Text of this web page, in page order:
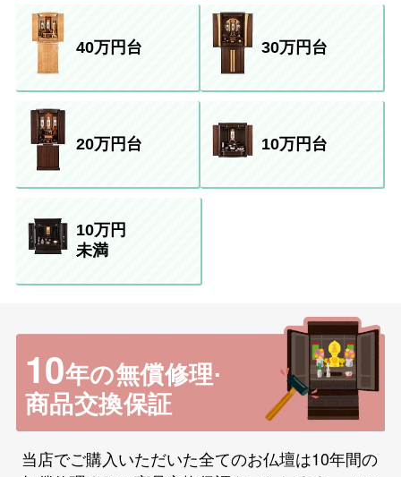
40万円台 30万円台
20万円台 10万円台
10万円
未満
10年の無償修理·
商品交換保証
当店でご購入いただいた全てのお仏壇は10年間の